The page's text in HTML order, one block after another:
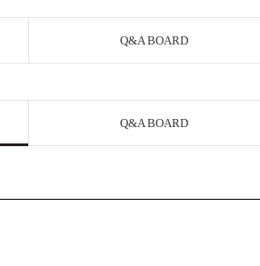
Q&A BOARD
Q&A BOARD